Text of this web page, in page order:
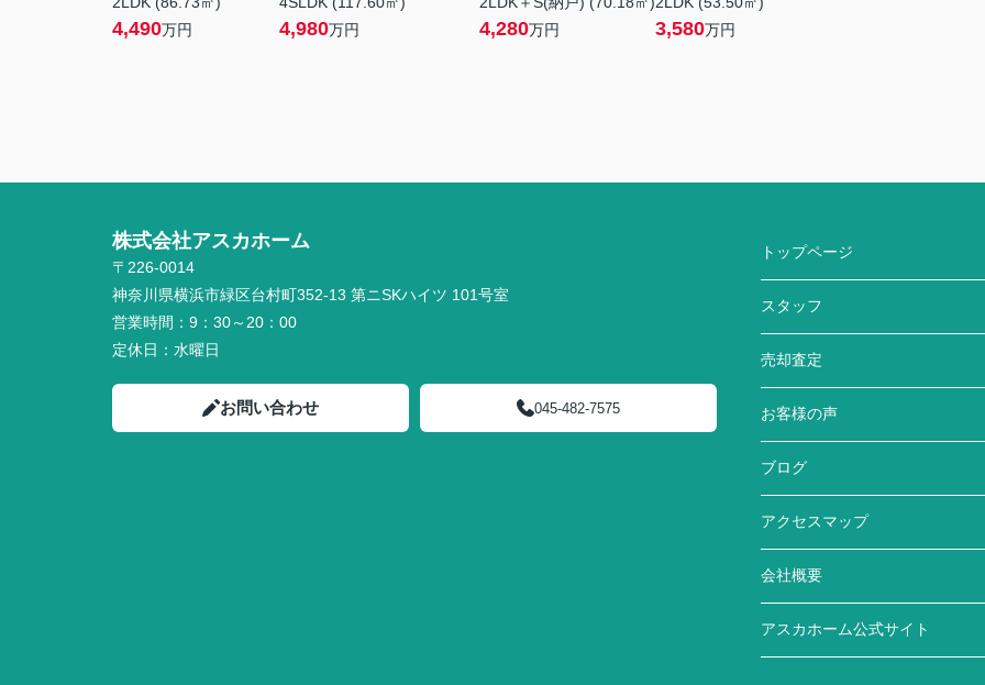
4,490万円 4,980万円 4,280万円 3,580万円
株式会社アスカホーム
〒226-0014
神奈川県横浜市緑区台村町352-13 第ニSKハイツ 101号室
営業時間： 9：30～20：00
定休日： 水曜日
お問い合わせ 045-482-7575
トップページ
スタッフ
売却査定
お客様の声
ブログ
アクセスマップ
会社概要
アスカホーム公式サイト